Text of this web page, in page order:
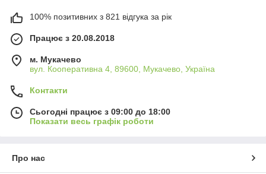
100% позитивних з 821 відгука за рік
Працює з 20.08.2018
м. Мукачево
вул. Кооперативна 4, 89600, Мукачево, Україна
Контакти
Сьогодні працює з 09:00 до 18:00
Показати весь графік роботи
Про нас